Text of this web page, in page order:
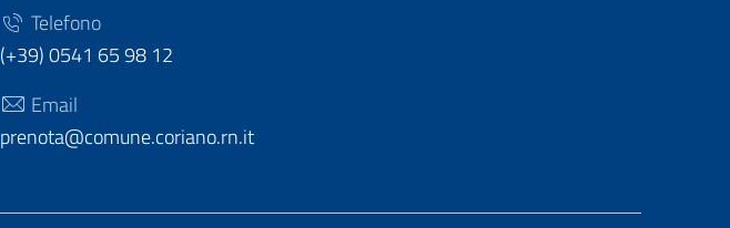
Telefono
(+39) 0541 65 98 12
Email
prenota@comune.coriano.rn.it